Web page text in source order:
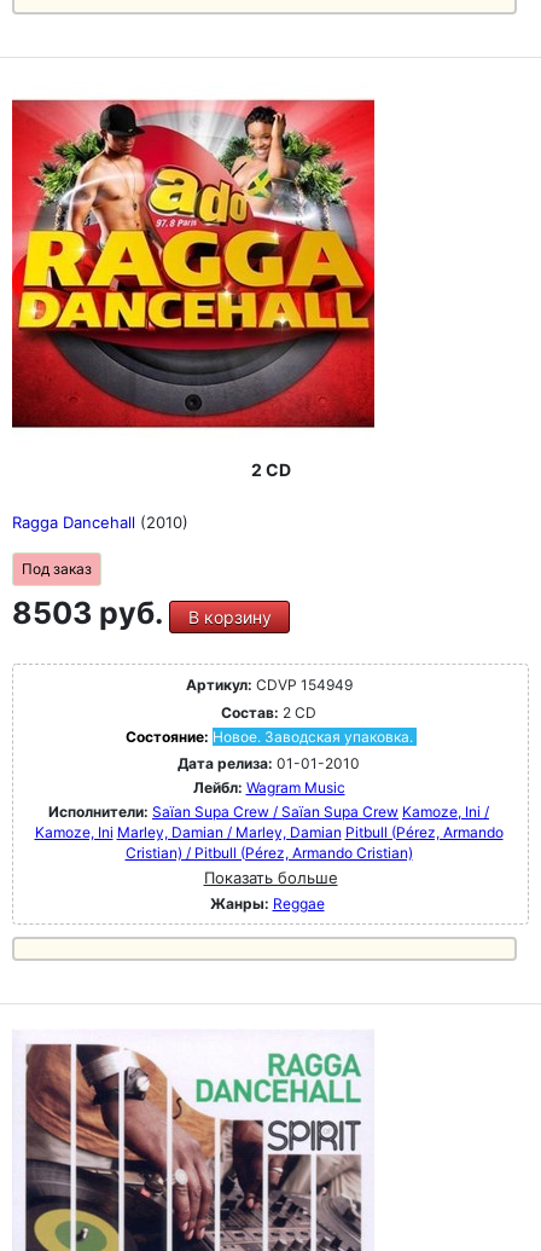
2 CD
Ragga Dancehall (2010)
Под заказ
8503 руб. В корзину
Артикул: CDVP 154949
Состав: 2 CD
Состояние: Новое. Заводская упаковка.
Дата релиза: 01-01-2010
Лейбл: Wagram Music
Исполнители: Saïan Supa Crew / Saïan Supa Crew Kamoze, Ini /
Kamoze, Ini Marley, Damian / Marley, Damian Pitbull (Pérez, Armando
Cristian) / Pitbull (Pérez, Armando Cristian)
Показать больше
Жанры: Reggae